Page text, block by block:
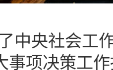
央社会工
事项决策工